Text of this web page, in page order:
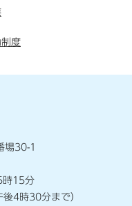
度
場30-1
時15分
後4時30分まで）